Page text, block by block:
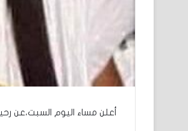
أعلن مساء اليوم السبت،عن